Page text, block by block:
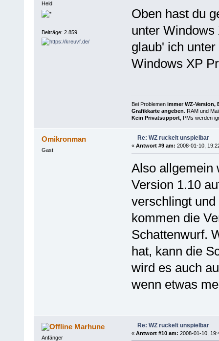
Held
Beiträge: 2.859
Oben hast du
unter
glaub' ich
Windows XP
Bei Problemen immer WZ-Version,
Grafikkarte angeben . RAM und
Kein Privatsupport, PMs werden
Omikronman
Gast
Re: WZ ruckelt unspielbar
« Antwort #9 am: 2008-01-10,
Also allgemein
Version 1.10
verschlingt
kommen die
Schattenwurf.
hat, kann die
wird es auch
wenn etwas
Marhune
Anfänger
Re: WZ ruckelt unspielbar
« Antwort #10 am: 2008-01-10,